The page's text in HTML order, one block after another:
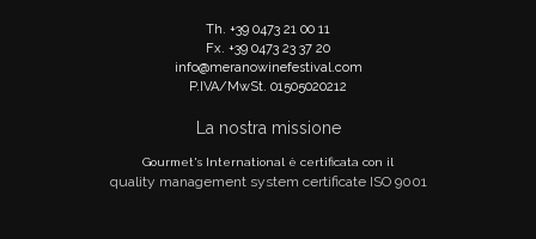
Th. +39 0473 21 00 11
Fx. +39 0473 23 37 20
info@meranowinefestival.com
P.IVA/MwSt. 01505020212
La nostra missione
Gourmet's International è certificata con il
quality management system certificate ISO 9001